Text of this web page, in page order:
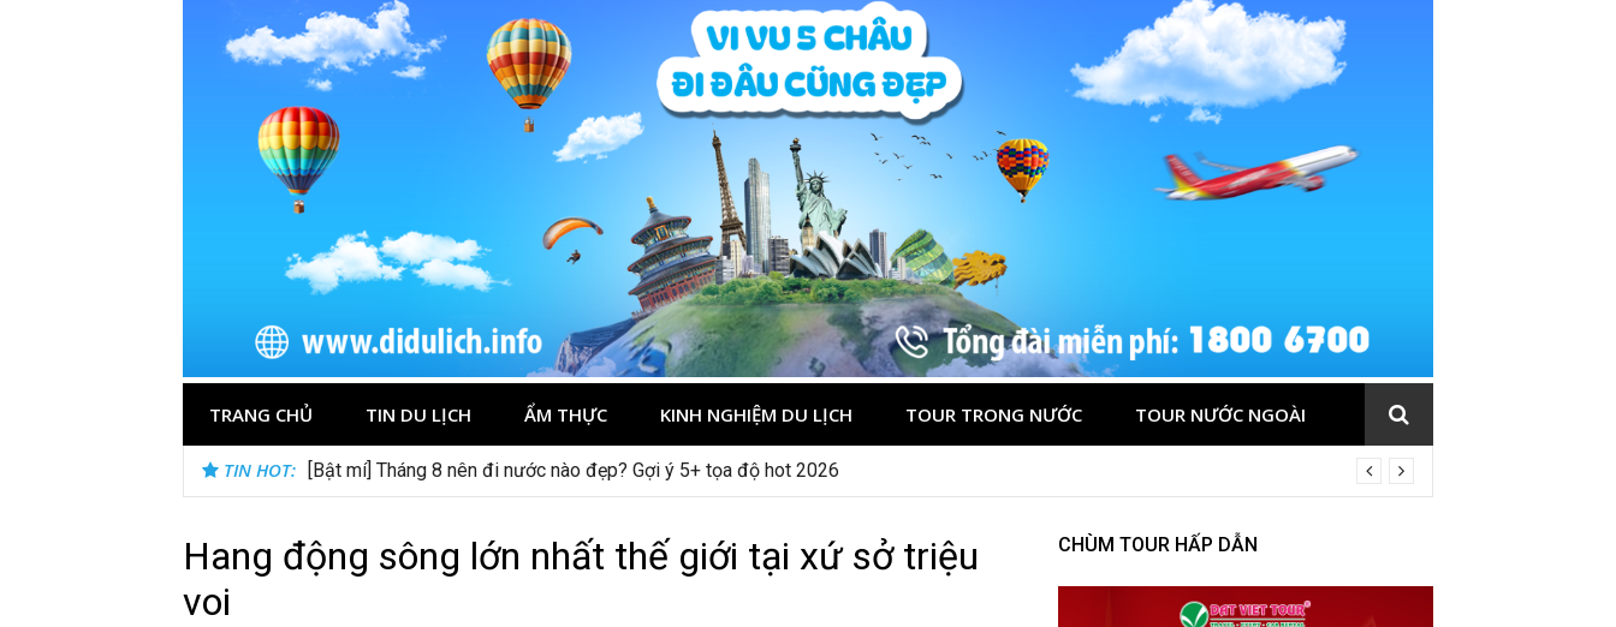
TRANG CHỦ TIN DU LỊCH ẨM THỰC KINH NGHIỆM DU LỊCH TOUR TRONG NƯỚC TOUR NƯỚC NGOÀI
TIN HOT: [Bật mí] Tháng 8 nên đi nước nào đẹp? Gợi ý 5+ tọa độ hot 2026
Hang động sông lớn nhất thế giới tại xứ sở triệu
voi
CHÙM TOUR HẤP DẪN